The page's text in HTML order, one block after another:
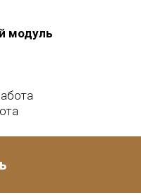
модуль